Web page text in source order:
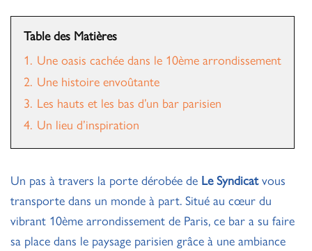
Table des Matières
1. Une oasis cachée dans le 10ème arrondissement
2. Une histoire envoûtante
3. Les hauts et les bas d’un bar parisien
4. Un lieu d’inspiration
Un pas à travers la porte dérobée de Le Syndicatvous
transporte dans un monde à part. Situé au cœur du
vibrant 10ème arrondissement de Paris, ce bar a su faire
sa place dans le paysage parisien grâce à une ambiance